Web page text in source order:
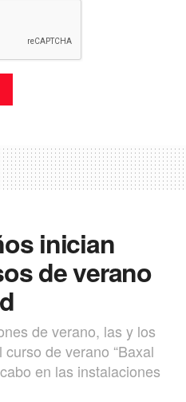
inician
de verano
de verano, las y los
de verano “Baxal
en las instalaciones